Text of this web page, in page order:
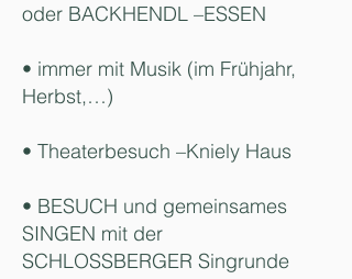
oder BACKHENDL –ESSEN
• immer mit Musik (im Frühjahr,
Herbst,…)
• Theaterbesuch –Kniely Haus
• BESUCH und gemeinsames
SINGEN mit der
SCHLOSSBERGER Singrunde